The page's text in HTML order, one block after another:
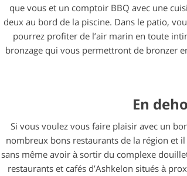
que vous et un comptoir BBQ avec une
deux au bord de la piscine. Dans le patio,
pourrez profiter de l’air marin en toute
bronzage qui vous permettront de bronzer
En
Si vous voulez vous faire plaisir avec un
nombreux bons restaurants de la région et
sans même avoir à sortir du complexe
restaurants et cafés d’Ashkelon situés à